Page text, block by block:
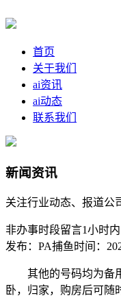
首页
关于我们
ai资讯
ai动态
联系我们
新闻资讯
关注行业动态、报道公
非办事时段留言1小时内
发布：PA捕鱼时间：
其他的号码均为备用
卧，归家，购房后可随